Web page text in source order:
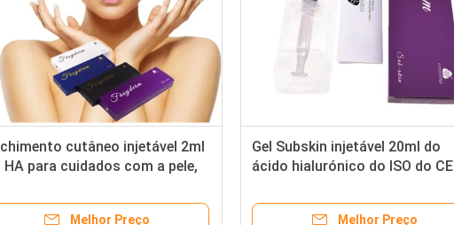
cutâneo injetável 2ml
HA para cuidados com a pele,
Melhor Preço
Gel Subskin injetável 20ml do
ácido hialurónico do ISO do CE
Melhor Preço